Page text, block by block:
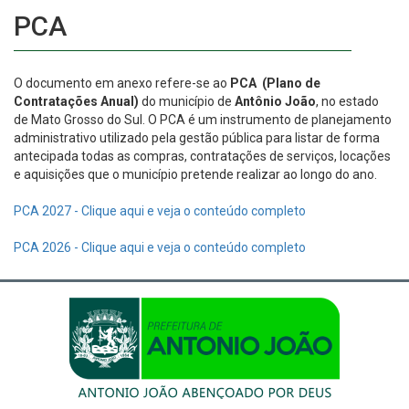
PCA
O documento em anexo refere-se ao PCA (Plano de
Contratações Anual) do município de Antônio João, no estado
de Mato Grosso do Sul. O PCA é um instrumento de planejamento
administrativo utilizado pela gestão pública para listar de forma
antecipada todas as compras, contratações de serviços, locações
e aquisições que o município pretende realizar ao longo do ano.
PCA 2027 - Clique aqui e veja o conteúdo completo
PCA 2026 - Clique aqui e veja o conteúdo completo